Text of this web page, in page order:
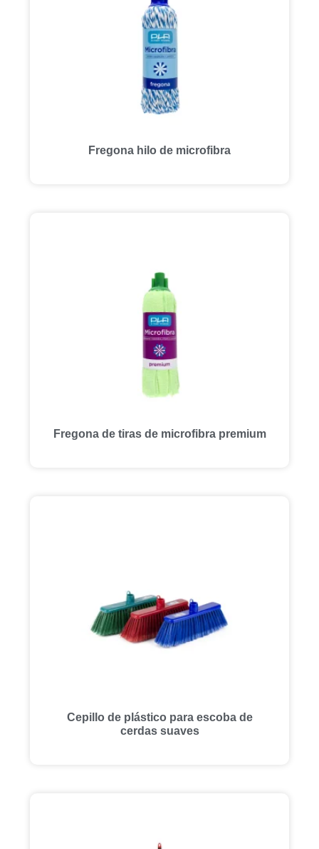
Fregona hilo de microfibra
Fregona de tiras de microfibra premium
Cepillo de plástico para escoba de
cerdas suaves